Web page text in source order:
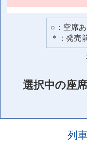
○：空席
＊：発売
選択中の座席
列